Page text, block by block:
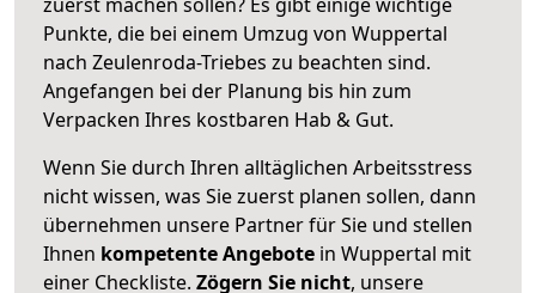
Punkte, die bei einem Umzug von Wuppertal
nach Zeulenroda-Triebes zu beachten sind.
Angefangen bei der Planung bis hin zum
Verpacken Ihres kostbaren Hab & Gut.
Wenn Sie durch Ihren alltäglichen Arbeitsstress
nicht wissen, was Sie zuerst planen sollen, dann
übernehmen unsere Partner für Sie und stellen
Ihnen kompetente Angebote in Wuppertal mit
einer Checkliste. Zögern Sie nicht, unsere